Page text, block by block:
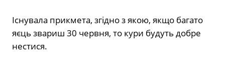
Існувала прикмета, згідно з якою, якщо багато
яєць звариш 30 червня, то кури будуть добре
нестися.